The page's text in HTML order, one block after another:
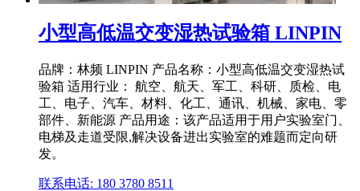
小型高低温交变湿热试验箱 LINPIN
品牌：林频 LINPIN 产品名称：小型高低温交变湿热试
验箱 适用行业： 航空、航天、军工、科研、质检、电
工、电子、汽车、材料、化工、通讯、机械、家电、零
部件、新能源 产品用途：该产品适用于用户实验室门、
电梯及走道受限,解决设备进出实验室的难题而定向研
发。
联系电话: 180 3780 8511